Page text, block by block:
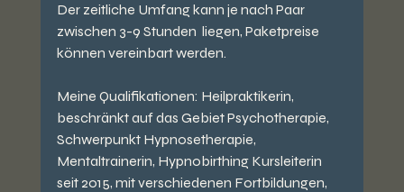
Der zeitliche Umfang kann je nach Paar
zwischen 3-9 Stunden  liegen, Paketpreise
können vereinbart werden.
Meine Qualifikationen: Heilpraktikerin,
beschränkt auf das Gebiet Psychotherapie,
Schwerpunkt Hypnosetherapie,
Mentaltrainerin, Hypnobirthing Kursleiterin
seit 2015, mit verschiedenen Fortbildungen,